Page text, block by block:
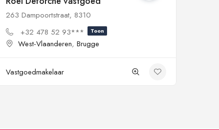
263 Dampoortstraat, 8310
+32 478 52 93***
Toon
West-Vlaanderen, Brugge
Vastgoedmakelaar